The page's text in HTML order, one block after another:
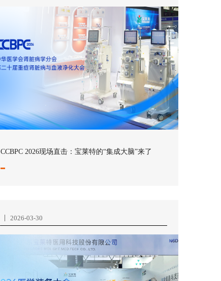
CCBPC 2026现场直击：宝莱特的“集成大脑”来了
2026-03-30